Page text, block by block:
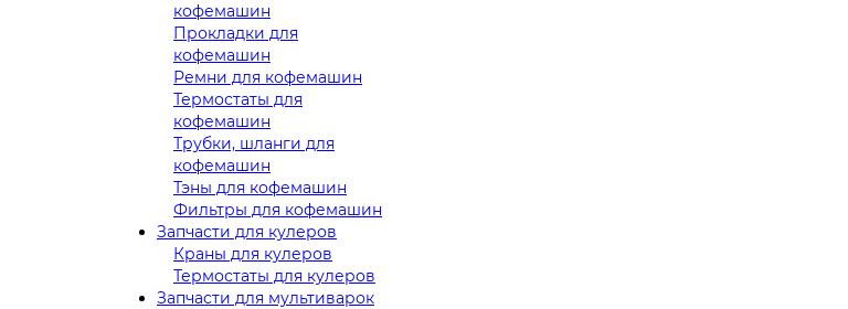
кофемашин
Прокладки для
кофемашин
Ремни для кофемашин
Термостаты для
кофемашин
Трубки, шланги для
кофемашин
Тэны для кофемашин
Фильтры для кофемашин
Запчасти для кулеров
Краны для кулеров
Термостаты для кулеров
Запчасти для мультиварок